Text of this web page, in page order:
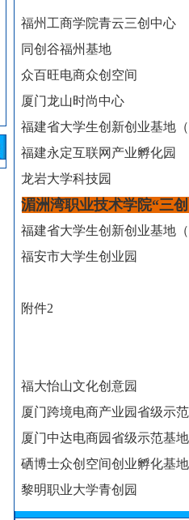
福州工商学院青云三创中心
同创谷福州基地
众百旺电商众创空间
厦门龙山时尚中心
福建省大学生创新创业基地
福建永定互联网产业孵化园
龙岩大学科技园
湄洲湾职业技术学院“三
福建省大学生创新创业基地
福安市大学生创业园
附件2
福大怡山文化创意园
厦门跨境电商产业园省级示
厦门中达电商园省级示范基地
硒博士众创空间创业孵化基地
黎明职业大学青创园